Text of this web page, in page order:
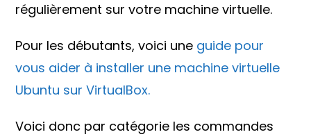
régulièrement sur votre machine virtuelle.
Pour les débutants, voici une guide pour
vous aider à installer une machine virtuelle
Ubuntu sur VirtualBox.
Voici donc par catégorie les commandes